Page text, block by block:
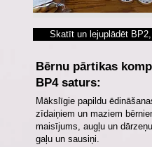
Skatīt un lejuplādēt
Bērnu pārtikas
BP4 saturs:
Mākslīgie papildu
zīdaiņiem un maziem
maisījums, augļu un
gaļu un sausiņi.